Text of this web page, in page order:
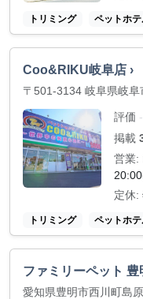
トリミング ペットホ
Coo&RIKU岐阜店 ›
〒501-3134 岐阜県岐阜
評価 -
掲載
営業:
定休:
トリミング ペットホ
ファミリーペット 豊
愛知県豊明市西川町島